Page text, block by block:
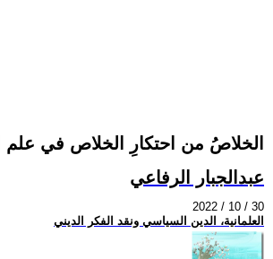
الخلاصُ من احتكارِ الخلاص في علم
عبدالجبار الرفاعي
2022 / 10 / 30
العلمانية، الدين السياسي ونقد الفكر الديني